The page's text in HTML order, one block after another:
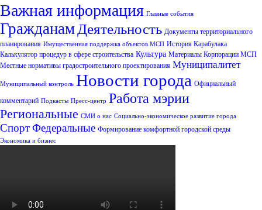
Важная информация Главные события
Гражданам Деятельность Документы территориального
планирования Имущественная поддержка объектов МСП История Карабулака
Калькулятор процедур в сфере строительства Культура Материалы Корпорации МСП
Местные нормативы градостроительного проектирования Муниципалитет
Муниципальный контроль Новости города Официальный
комментарий Подкасты Пресс-центр Работа мэрии
Региональные СМИ о нас Социально-экономическое развитие города
СпортФедеральные Формирование комфортной городской среды
Экономика и бизнес